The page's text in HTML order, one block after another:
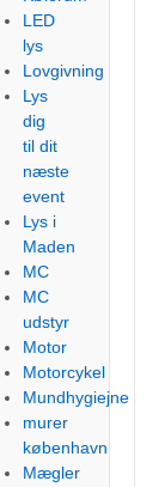
LED
lys
Lovgivning
Lys
dig
til dit
næste
event
Lys i
Maden
MC
MC
udstyr
Motor
Motorcykel
Mundhygiejne
murer
københavn
Mægler